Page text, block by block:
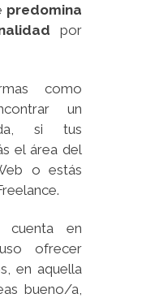
predomina
por
como
un
si tus
el área del
o estás
cuenta en
ofrecer
en aquella
bueno/a,